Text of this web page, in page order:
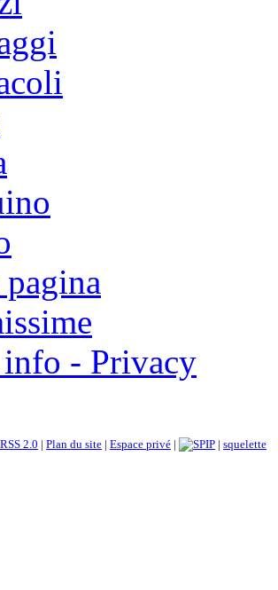
pagina
- Privacy
RSS 2.0 | Plan du site | Espace privé | | squelette